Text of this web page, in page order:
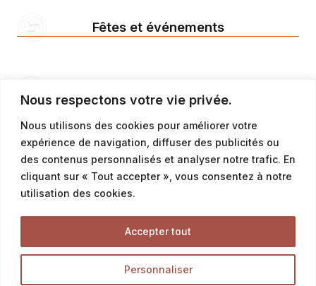
Nous respectons votre vie privée.
Nous utilisons des cookies pour améliorer votre
expérience de navigation, diffuser des publicités ou
des contenus personnalisés et analyser notre trafic. En
cliquant sur « Tout accepter », vous consentez à notre
utilisation des cookies.
Personnaliser
Accepter tout
Fêtes et événements
Offres petit déjeuner
Offres du moment & promotion
Tous Nos Produits
Découvrez l’ensemble des produits de notre boutique
en ligne, et délectez-vous des meilleurs pains,